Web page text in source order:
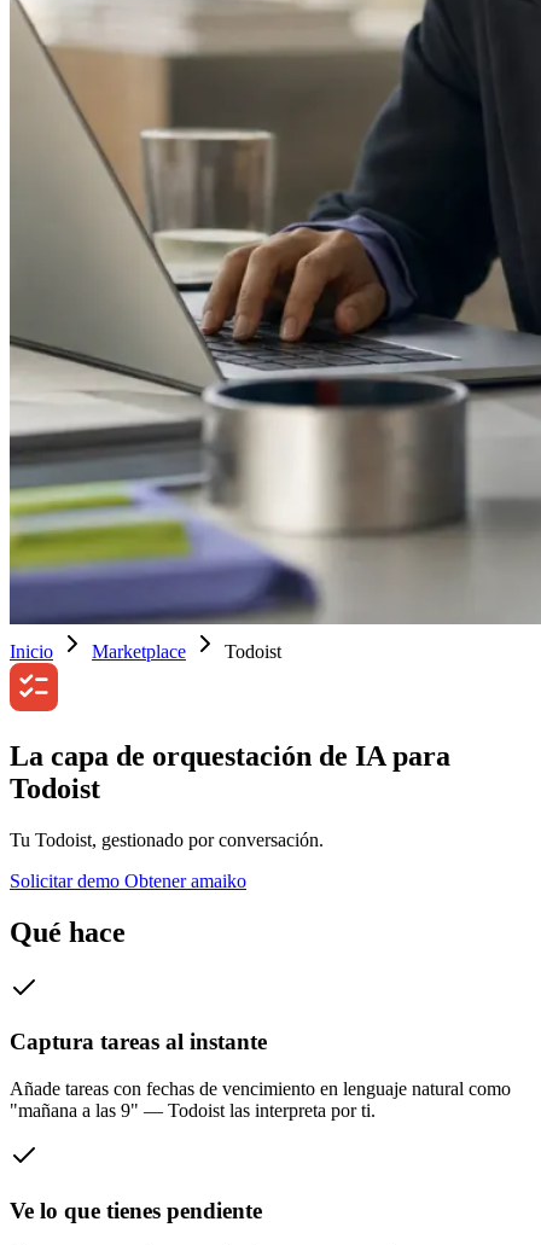
Inicio Marketplace Todoist
La capa de orquestación de IA para
Todoist
Tu Todoist, gestionado por conversación.
Solicitar demo Obtener amaiko
Qué hace
Captura tareas al instante
Añade tareas con fechas de vencimiento en lenguaje natural como
"mañana a las 9" — Todoist las interpreta por ti.
Ve lo que tienes pendiente